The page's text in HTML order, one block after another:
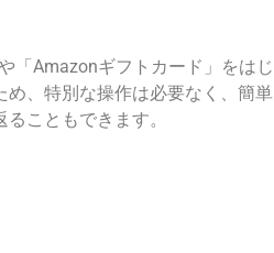
「Amazonギフトカード」をはじ
、特別な操作は必要なく、簡単
こともできます。